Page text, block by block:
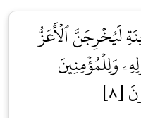
لَيُخۡرِجَنَّ ٱلۡأَعَزُّ
وَلِلۡمُؤۡمِنِينَ
[٨]